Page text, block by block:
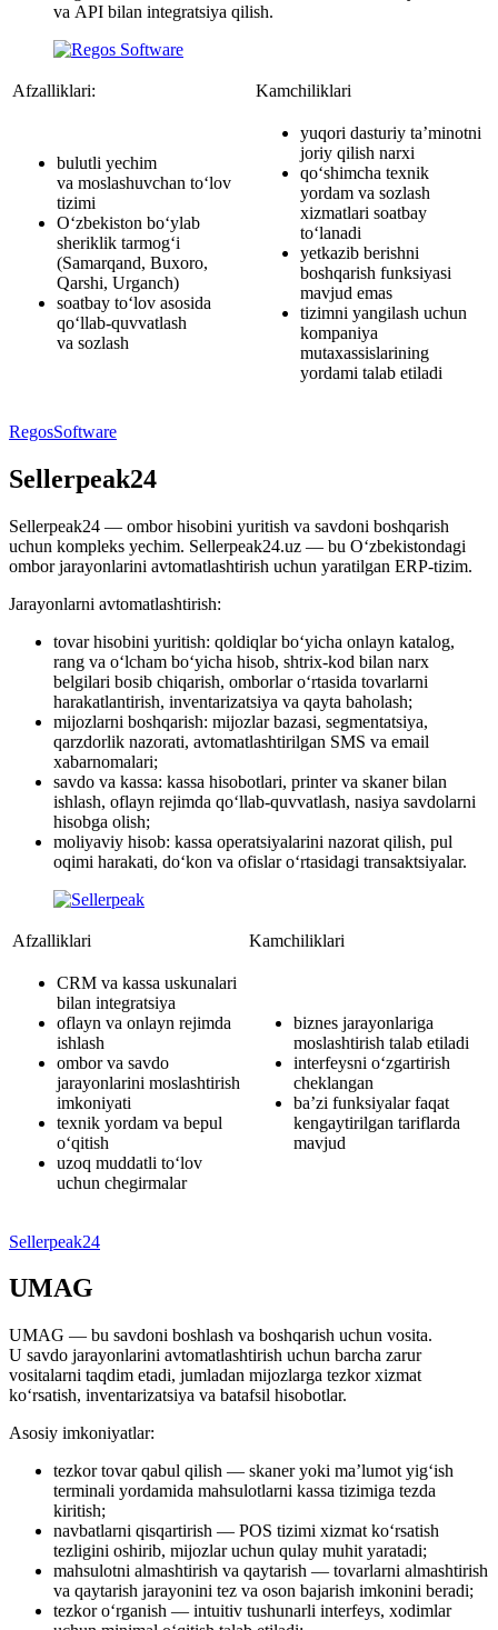
va API bilan integratsiya qilish.
Afzalliklari: Kamchiliklari
bulutli yechim
va moslashuvchan to‘lov
tizimi
O‘zbekiston bo‘ylab
sheriklik tarmog‘i
(Samarqand, Buxoro,
Qarshi, Urganch)
soatbay to‘lov asosida
qo‘llab-quvvatlash
va sozlash
yuqori dasturiy ta’minotni
joriy qilish narxi
qo‘shimcha texnik
yordam va sozlash
xizmatlari soatbay
to‘lanadi
yetkazib berishni
boshqarish funksiyasi
mavjud emas
tizimni yangilash uchun
kompaniya
mutaxassislarining
yordami talab etiladi
RegosSoftware
Sellerpeak24
Sellerpeak24 — ombor hisobini yuritish va savdoni boshqarish
uchun kompleks yechim. Sellerpeak24.uz — bu O‘zbekistondagi
ombor jarayonlarini avtomatlashtirish uchun yaratilgan ERP-tizim.
Jarayonlarni avtomatlashtirish:
tovar hisobini yuritish: qoldiqlar bo‘yicha onlayn katalog,
rang va o‘lcham bo‘yicha hisob, shtrix-kod bilan narx
belgilari bosib chiqarish, omborlar o‘rtasida tovarlarni
harakatlantirish, inventarizatsiya va qayta baholash;
mijozlarni boshqarish: mijozlar bazasi, segmentatsiya,
qarzdorlik nazorati, avtomatlashtirilgan SMS va email
xabarnomalari;
savdo va kassa: kassa hisobotlari, printer va skaner bilan
ishlash, oflayn rejimda qo‘llab-quvvatlash, nasiya savdolarni
hisobga olish;
moliyaviy hisob: kassa operatsiyalarini nazorat qilish, pul
oqimi harakati, do‘kon va ofislar o‘rtasidagi transaktsiyalar.
Afzalliklari Kamchiliklari
CRM va kassa uskunalari
bilan integratsiya
oflayn va onlayn rejimda
ishlash
ombor va savdo
jarayonlarini moslashtirish
imkoniyati
texnik yordam va bepul
o‘qitish
uzoq muddatli to‘lov
uchun chegirmalar
biznes jarayonlariga
moslashtirish talab etiladi
interfeysni o‘zgartirish
cheklangan
ba’zi funksiyalar faqat
kengaytirilgan tariflarda
mavjud
Sellerpeak24
UMAG
UMAG — bu savdoni boshlash va boshqarish uchun vosita.
U savdo jarayonlarini avtomatlashtirish uchun barcha zarur
vositalarni taqdim etadi, jumladan mijozlarga tezkor xizmat
ko‘rsatish, inventarizatsiya va batafsil hisobotlar.
Asosiy imkoniyatlar:
tezkor tovar qabul qilish — skaner yoki ma’lumot yig‘ish
terminali yordamida mahsulotlarni kassa tizimiga tezda
kiritish;
navbatlarni qisqartirish — POS tizimi xizmat ko‘rsatish
tezligini oshirib, mijozlar uchun qulay muhit yaratadi;
mahsulotni almashtirish va qaytarish — tovarlarni almashtirish
va qaytarish jarayonini tez va oson bajarish imkonini beradi;
tezkor o‘rganish — intuitiv tushunarli interfeys, xodimlar